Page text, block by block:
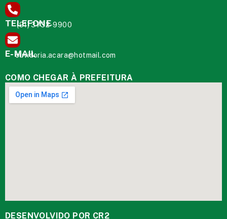
TELEFONE
(91) 3732-9900
E-MAIL
ouvidoria.acara@hotmail.com
COMO CHEGAR À PREFEITURA
DESENVOLVIDO POR CR2